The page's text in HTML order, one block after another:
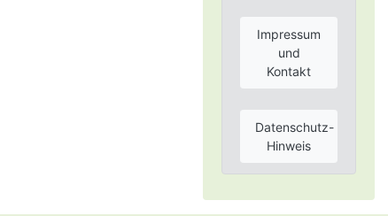
Impressum
und
Kontakt
Datenschutz-
Hinweis